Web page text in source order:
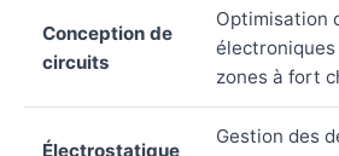
Conception de
circuits
Optimisation
zones à fort
Électrostatique
Gestion des